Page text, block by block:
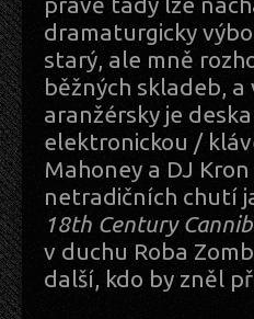
dramaturgicky
starý, ale mně
běžných skladeb,
aranžérsky je
elektronickou /
Mahoney a DJ
netradičních chutí
18th Century
v duchu Roba
další, kdo by zněl